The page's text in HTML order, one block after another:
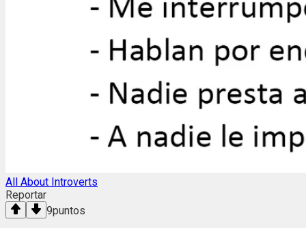
All About Introverts
Reportar
9puntos